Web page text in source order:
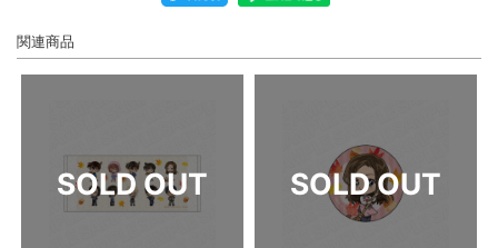
関連商品